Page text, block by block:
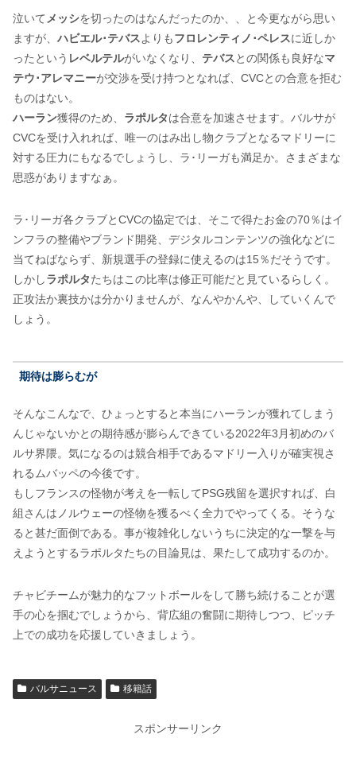
泣いてメッシを切ったのはなんだったのか、、と今更ながら思い
ますが、 ハビエル･テバスよりもフロレンティノ･ペレスに近しか
ったという レベルテルがいなくなり、 テバスとの関係も良好なマ
テウ･アレマニーが交渉を受け持つとなれば、CVCとの合意を拒む
ものはない。
ハーラン獲得のため、 ラポルタは合意を加速させます。バルサが
CVCを受け入れれば、唯一のはみ出し物クラブとなるマドリーに
対する圧力にもなるでしょうし、ラ･リーガも満足か。さまざまな
思惑がありますなぁ。
ラ･リーガ各クラブとCVCの協定では、そこで得たお金の70％はイ
ンフラの整備やブランド開発、デジタルコンテンツの強化などに
当てねばならず、新規選手の登録に使えるのは15％だそうです。
しかしラポルタたちはこの比率は修正可能だと見ているらしく。
正攻法か裏技かは分かりませんが、なんやかんや、していくんで
しょう。
期待は膨らむが
そんなこんなで、ひょっとすると本当にハーランが獲れてしまう
んじゃないかとの期待感が膨らんできている2022年3月初めのバ
ルサ界隈。気になるのは競合相手であるマドリー入りが確実視さ
れるムバッペの今後です。
もしフランスの怪物が考えを一転してPSG残留を選択すれば、白
組さんはノルウェーの怪物を獲るべく全力でやってくる。そうな
ると甚だ面倒である。事が複雑化しないうちに決定的な一撃を与
えようとするラポルタたちの目論見は、果たして成功するのか。
チャビチームが魅力的なフットボールをして勝ち続けることが選
手の心を掴むでしょうから、背広組の奮闘に期待しつつ、ピッチ
上での成功を応援していきましょう。
バルサニュース 移籍話
スポンサーリンク